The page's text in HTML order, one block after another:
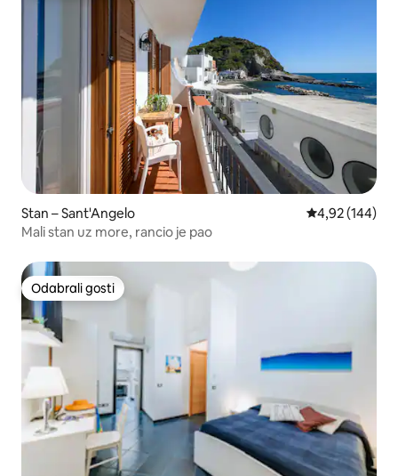
Stan – Sant'Angelo Prosječna
4,92 (144)
Mali stan uz more, rancio je pao
Odabrali gosti
Odabrali gosti